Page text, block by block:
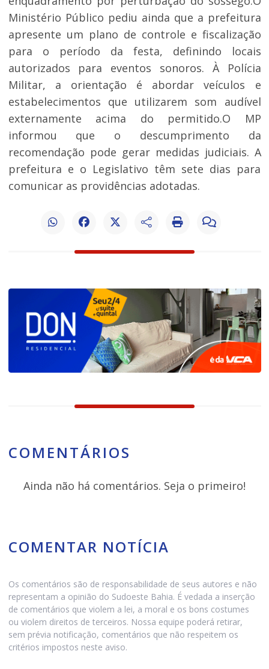
Ministério Público pediu ainda que a prefeitura
apresente um plano de controle e fiscalização
para o período da festa, definindo locais
autorizados para eventos sonoros. À Polícia
Militar, a orientação é abordar veículos e
estabelecimentos que utilizarem som audível
externamente acima do permitido.O MP
informou que o descumprimento da
recomendação pode gerar medidas judiciais. A
prefeitura e o Legislativo têm sete dias para
comunicar as providências adotadas.
COMENTÁRIOS
Ainda não há comentários. Seja o primeiro!
COMENTAR NOTÍCIA
Os comentários são de responsabilidade de seus autores e não
representam a opinião do Sudoeste Bahia. É vedada a inserção
de comentários que violem a lei, a moral e os bons costumes
ou violem direitos de terceiros. Nossa equipe poderá retirar,
sem prévia notificação, comentários que não respeitem os
critérios impostos neste aviso.